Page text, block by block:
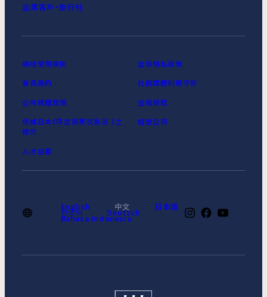
企業客戶‧旅行社
網站使用規則 全球隱私政策
會員規約 社群媒體利用守則
公共媒體政策 住宿條款
依據日本《特定商業交易法 》之
標示
經營公司
人才招募
English 中文 日本語
한국어 Deutsch
Bahasa Indonesia